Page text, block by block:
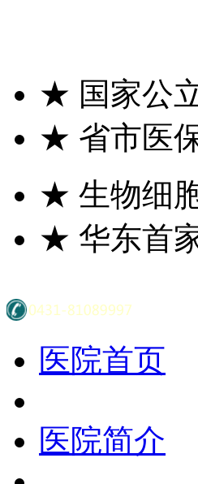
★ 国家公
★ 省市医
★ 生物细
★ 华东首
医院首页
医院简介